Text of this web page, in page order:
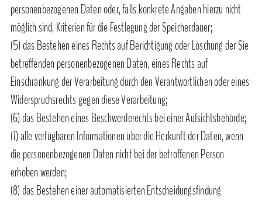
personenbezogenen Daten oder, falls konkrete Angaben hierzu nicht
möglich sind, Kriterien für die Festlegung der Speicherdauer;
(5) das Bestehen eines Rechts auf Berichtigung oder Löschung der Sie
betreffenden personenbezogenen Daten, eines Rechts auf
Einschränkung der Verarbeitung durch den Verantwortlichen oder eines
Widerspruchsrechts gegen diese Verarbeitung;
(6) das Bestehen eines Beschwerderechts bei einer Aufsichtsbehörde;
(7) alle verfügbaren Informationen über die Herkunft der Daten, wenn
die personenbezogenen Daten nicht bei der betroffenen Person
erhoben werden;
(8) das Bestehen einer automatisierten Entscheidungsfindung